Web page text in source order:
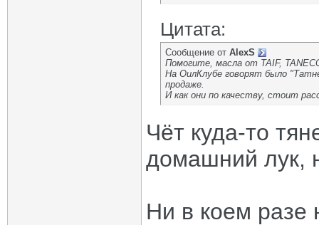
Цитата:
Сообщение от AlexS
Помогите, масла от TAIF,
На ОилКлубе говорят было
продаже.
И как они по качеству, стоит
Чёт куда-то
домашний лук,
Ни в коем разе